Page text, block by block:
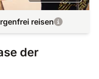
reisen
der